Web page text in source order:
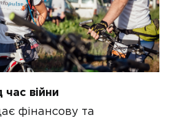
час війни​​​
фінансову та